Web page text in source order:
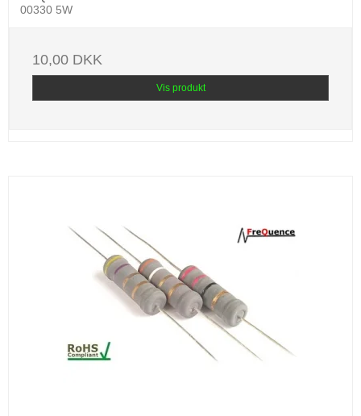
00330 5W
10,00 DKK
Vis produkt